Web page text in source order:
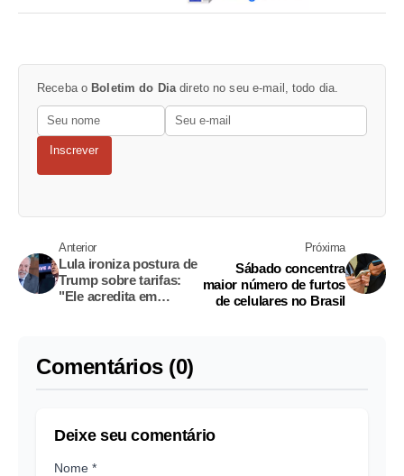
Receba o Boletim do Diadireto no seu e-mail, todo dia.
Inscrever
Anterior
Lula ironiza postura de
Trump sobre tarifas:
"Ele acredita em
Próxima
Sábado concentra
maior número de furtos
de celulares no Brasil
Comentários (0)
Deixe seu comentário
Nome *